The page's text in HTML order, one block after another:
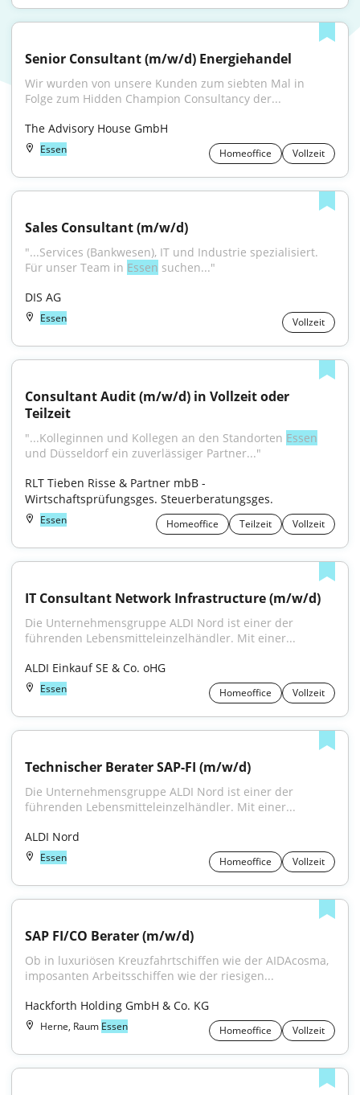
Senior Consultant (m/w/d) Energiehandel
Wir wurden von unsere Kunden zum siebten Mal in
Folge zum Hidden Champion Consultancy der...
The Advisory House GmbH
Essen Homeoffice Vollzeit
Sales Consultant (m/w/d)
"...Services (Bankwesen), IT und Industrie spezialisiert.
Für unser Team in Essen suchen..."
DIS AG
Essen Vollzeit
Consultant Audit (m/w/d) in Vollzeit oder
Teilzeit
"...Kolleginnen und Kollegen an den Standorten Essen
und Düsseldorf ein zuverlässiger Partner..."
RLT Tieben Risse & Partner mbB -
Wirtschaftsprüfungsges. Steuerberatungsges.
Essen Homeoffice Teilzeit Vollzeit
IT Consultant Network Infrastructure (m/w/d)
Die Unternehmensgruppe ALDI Nord ist einer der
führenden Lebensmitteleinzelhändler. Mit einer...
ALDI Einkauf SE & Co. oHG
Essen Homeoffice Vollzeit
Technischer Berater SAP-FI (m/w/d)
Die Unternehmensgruppe ALDI Nord ist einer der
führenden Lebensmitteleinzelhändler. Mit einer...
ALDI Nord
Essen Homeoffice Vollzeit
SAP FI/CO Berater (m/w/d)
Ob in luxuriösen Kreuzfahrtschiffen wie der AIDAcosma,
imposanten Arbeitsschiffen wie der riesigen...
Hackforth Holding GmbH & Co. KG
Herne, Raum Essen Homeoffice Vollzeit